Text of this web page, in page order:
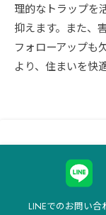
理的なトラップを
抑えます。また、
フォローアップも
より、住まいを快
信頼と実
駆除サー
駆除サービス利
LINEでのお問い合